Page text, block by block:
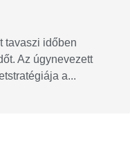
tavaszi időben
Az úgynevezett
a...